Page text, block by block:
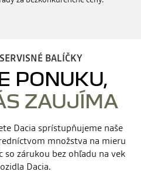
BALÍČKY
PONUKU,
ZAUJÍMA
Dacia sprístupňujeme naše
množstva na mieru
zárukou bez ohľadu na vek
Dacia.